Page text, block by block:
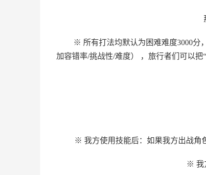
※ 所有打法均默认为困难难度3000分
加容错率/挑战性/难度） ，旅行者们可以
※ 我方使用技能后：如果我方出战角
※ 我